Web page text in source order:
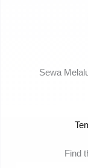
Sewa
Find